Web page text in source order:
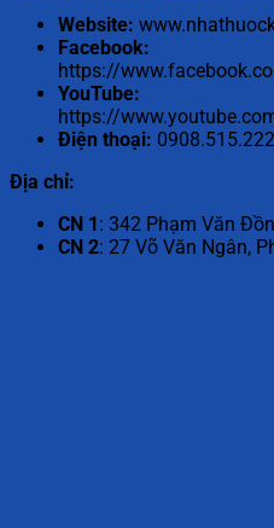
Website:
Facebook:
https://
YouTube:
https://
Điện thoại: 0908.515.222
Địa chỉ:
CN 1: 342 Phạm Văn
CN 2: 27 Võ Văn Ngân,